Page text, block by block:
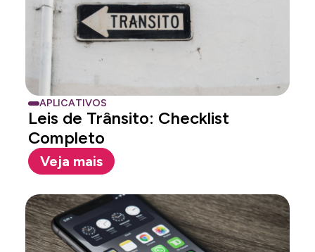
APLICATIVOS
Leis de Trânsito: Checklist
Completo
Veja mais